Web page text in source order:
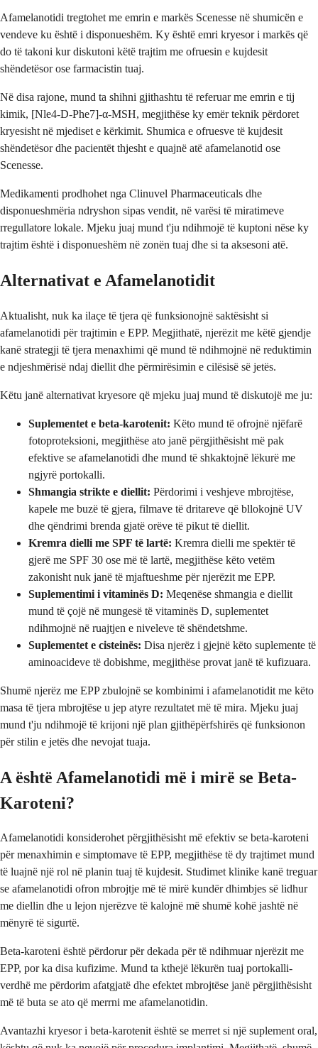
Afamelanotidi tregtohet me emrin e markës Scenesse në shumicën e
vendeve ku është i disponueshëm. Ky është emri kryesor i markës që
do të takoni kur diskutoni këtë trajtim me ofruesin e kujdesit
shëndetësor ose farmacistin tuaj.
Në disa rajone, mund ta shihni gjithashtu të referuar me emrin e tij
kimik, [Nle4-D-Phe7]-α-MSH, megjithëse ky emër teknik përdoret
kryesisht në mjediset e kërkimit. Shumica e ofruesve të kujdesit
shëndetësor dhe pacientët thjesht e quajnë atë afamelanotid ose
Scenesse.
Medikamenti prodhohet nga Clinuvel Pharmaceuticals dhe
disponueshmëria ndryshon sipas vendit, në varësi të miratimeve
rregullatore lokale. Mjeku juaj mund t'ju ndihmojë të kuptoni nëse ky
trajtim është i disponueshëm në zonën tuaj dhe si ta aksesoni atë.
Alternativat e Afamelanotidit
Aktualisht, nuk ka ilaçe të tjera që funksionojnë saktësisht si
afamelanotidi për trajtimin e EPP. Megjithatë, njerëzit me këtë gjendje
kanë strategji të tjera menaxhimi që mund të ndihmojnë në reduktimin
e ndjeshmërisë ndaj diellit dhe përmirësimin e cilësisë së jetës.
Këtu janë alternativat kryesore që mjeku juaj mund të diskutojë me ju:
Suplementet e beta-karotenit: Këto mund të ofrojnë njëfarë
fotoproteksioni, megjithëse ato janë përgjithësisht më pak
efektive se afamelanotidi dhe mund të shkaktojnë lëkurë me
ngjyrë portokalli.
Shmangia strikte e diellit: Përdorimi i veshjeve mbrojtëse,
kapele me buzë të gjera, filmave të dritareve që bllokojnë UV
dhe qëndrimi brenda gjatë orëve të pikut të diellit.
Kremra dielli me SPF të lartë: Kremra dielli me spektër të
gjerë me SPF 30 ose më të lartë, megjithëse këto vetëm
zakonisht nuk janë të mjaftueshme për njerëzit me EPP.
Suplementimi i vitaminës D: Meqenëse shmangia e diellit
mund të çojë në mungesë të vitaminës D, suplementet
ndihmojnë në ruajtjen e niveleve të shëndetshme.
Suplementet e cisteinës: Disa njerëz i gjejnë këto suplemente të
aminoacideve të dobishme, megjithëse provat janë të kufizuara.
Shumë njerëz me EPP zbulojnë se kombinimi i afamelanotidit me këto
masa të tjera mbrojtëse u jep atyre rezultatet më të mira. Mjeku juaj
mund t'ju ndihmojë të krijoni një plan gjithëpërfshirës që funksionon
për stilin e jetës dhe nevojat tuaja.
A është Afamelanotidi më i mirë se Beta-
Karoteni?
Afamelanotidi konsiderohet përgjithësisht më efektiv se beta-karoteni
për menaxhimin e simptomave të EPP, megjithëse të dy trajtimet mund
të luajnë një rol në planin tuaj të kujdesit. Studimet klinike kanë treguar
se afamelanotidi ofron mbrojtje më të mirë kundër dhimbjes së lidhur
me diellin dhe u lejon njerëzve të kalojnë më shumë kohë jashtë në
mënyrë të sigurtë.
Beta-karoteni është përdorur për dekada për të ndihmuar njerëzit me
EPP, por ka disa kufizime. Mund ta kthejë lëkurën tuaj portokalli-
verdhë me përdorim afatgjatë dhe efektet mbrojtëse janë përgjithësisht
më të buta se ato që merrni me afamelanotidin.
Avantazhi kryesor i beta-karotenit është se merret si një suplement oral,